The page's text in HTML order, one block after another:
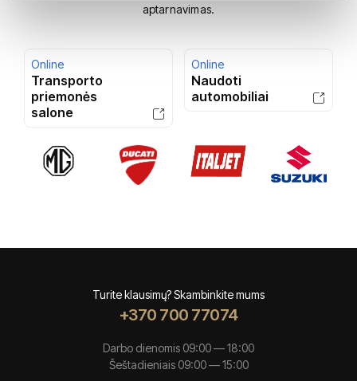
aptarnavimas.
Online
Transporto
priemonės
salone
Online
Naudoti
automobiliai
Turite klausimų? Skambinkite mums
+370 700 77074
Darbo dienomis 09:00 — 18:00
Šeštadieniais 09:00 — 15:00